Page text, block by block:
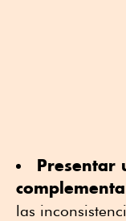
Presentar
las